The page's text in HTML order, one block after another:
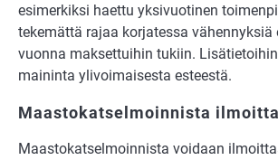
esimerkiksi haettu yksivuotinen
tekemättä rajaa korjatessa vähennyksiä
vuonna maksettuihin tukiin.
maininta ylivoimaisesta esteestä.
Maastokatselmoinnista
Maastokatselmoinnista voidaan